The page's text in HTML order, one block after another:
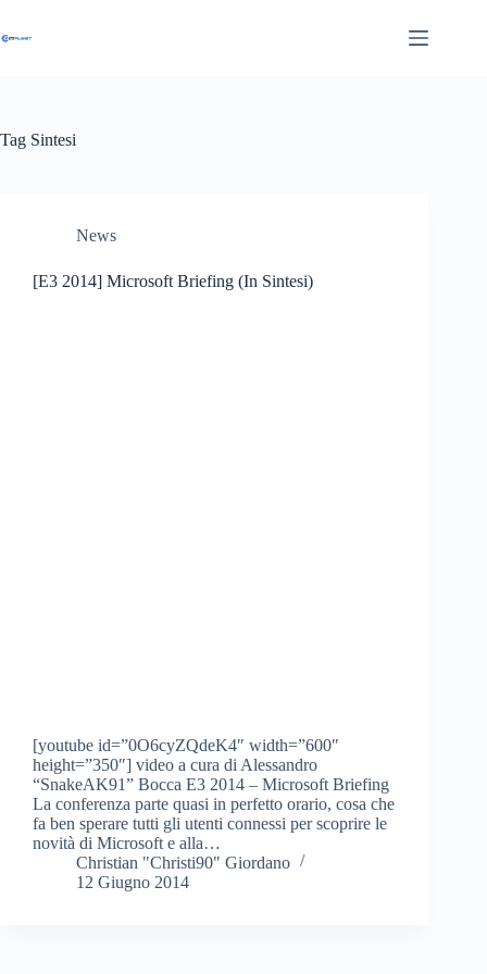
contenuto
Tag Sintesi
News
[E3 2014] Microsoft Briefing (In Sintesi)
[youtube id=”0O6cyZQdeK4″ width=”600″
height=”350″] video a cura di Alessandro
“SnakeAK91” Bocca E3 2014 – Microsoft Briefing
La conferenza parte quasi in perfetto orario, cosa che
fa ben sperare tutti gli utenti connessi per scoprire le
novità di Microsoft e alla…
Christian "Christi90" Giordano
12 Giugno 2014